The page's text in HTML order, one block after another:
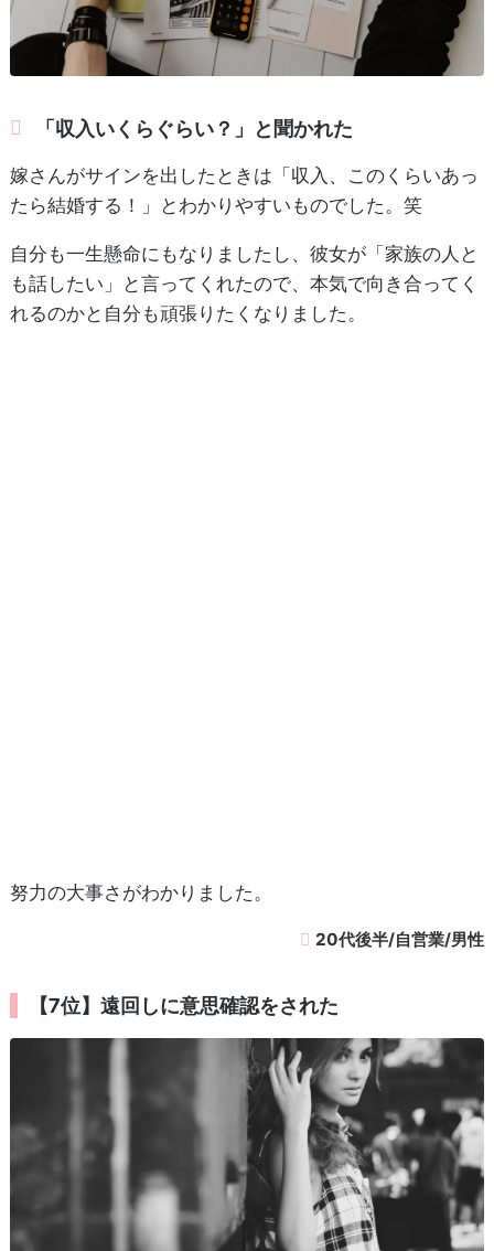
「収入いくらぐらい？」と聞かれた
嫁さんがサインを出したときは「収入、このくらいあっ
たら結婚する！」とわかりやすいものでした。笑
自分も一生懸命にもなりましたし、彼女が「家族の人と
も話したい」と言ってくれたので、本気で向き合ってく
れるのかと自分も頑張りたくなりました。
努力の大事さがわかりました。
20代後半/自営業/男性
【7位】遠回しに意思確認をされた